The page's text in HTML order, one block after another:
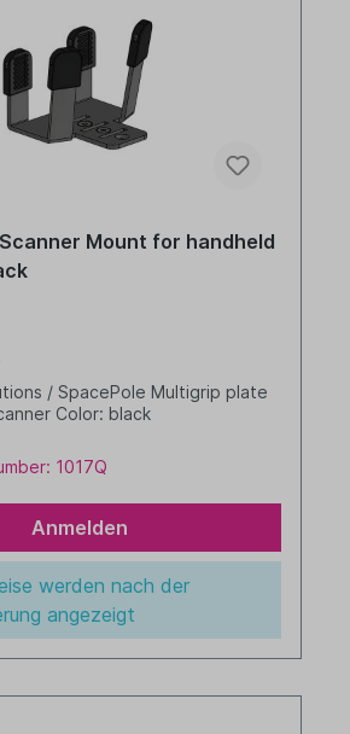
Mount for handheld
/ SpacePole Multigrip plate
Color: black
1017Q
Anmelden
werden nach der
angezeigt